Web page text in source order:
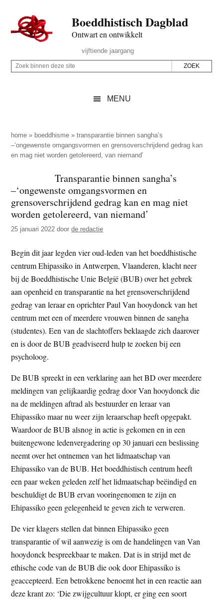
naar
de
inhoud
secondary
naar
de
sidebar
naar
de
Boeddhistisch Dagblad
Ontwart en ontwikkelt
Rechts
vijftiende jaargang
Z
p
d
e
s
i
t
e
Z
i
n
n
e
s
t
MENU
home » boeddhisme »transparantie binnen sangha’s
–‘ongewenste omgangsvormen en grensoverschrijdend gedrag kan
en mag niet worden getolereerd, van niemand’
Transparantie binnen sangha’s
–‘ongewenste omgangsvormen en
grensoverschrijdend gedrag kan en mag niet
worden getolereerd, van niemand’
25 januari 2022 doorde redactie
Begin dit jaar legden vier oud-leden van het boeddhistische
centrum Ehipassiko in Antwerpen, Vlaanderen, klacht neer
bij de Boeddhistische Unie België (BUB) over het gebrek
aan openheid en transparantie na het grensoverschrijdend
gedrag van leraar en oprichter Paul Van hooydonck van het
centrum met een of meerdere vrouwen binnen de sangha
(studentes). Een van de slachtoffers beklaagde zich daarover
en is door de BUB geadviseerd hulp te zoeken bij een
psycholoog.
De BUB spreekt in een verklaring aan het BD over meerdere
meldingen van gelijkaardig gedrag door Van hooydonck die
na de meldingen aftrad als bestuurder en leraar van
Ehipassiko maar nu weer zijn leraarschap heeft opgepakt.
Waardoor de BUB alsnog in actie is gekomen en in een
buitengewone ledenvergadering op 30 januari een beslissing
neemt over het ontnemen van het lidmaatschap van
Ehipassiko van de BUB. Het boeddhistisch centrum heeft
een paar weken geleden zelf het lidmaatschap beëindigd en
beschuldigt de BUB ervan vooringenomen te zijn en
Ehipassiko geen gelegenheid te geven zich te verweren.
De vier klagers stellen dat binnen Ehipassiko geen
transparantie of wil aanwezig is om de handelingen van Van
hooydonck bespreekbaar te maken. Dat is in strijd met de
ethische code van de BUB die ook door Ehipassiko is
geaccepteerd. Een betrokkene benoemt het in een reactie aan
deze krant zo: ‘Die zwijgcultuur klopt, er ging een soort